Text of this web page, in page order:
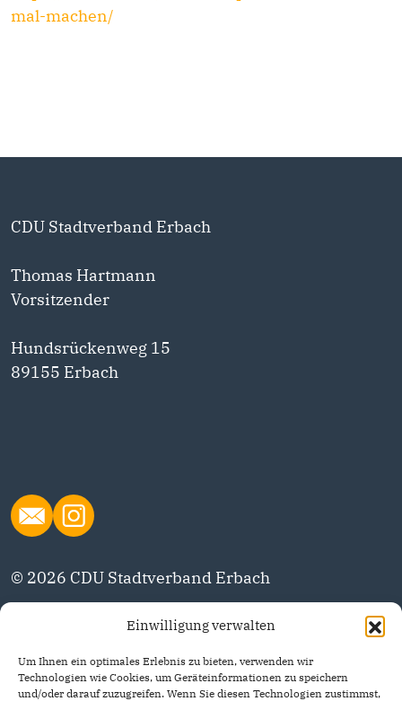
Einwilligung verwalten
Um Ihnen ein optimales Erlebnis zu bieten, verwenden wir
Technologien wie Cookies, um Geräteinformationen zu speichern
und/oder darauf zuzugreifen. Wenn Sie diesen Technologien zustimmst,
mal-machen/
CDU Stadtverband Erbach
Thomas Hartmann
Vorsitzender
Hundsrückenweg 15
89155 Erbach
© 2026 CDU Stadtverband Erbach
Datenschutzerklärung
Impressum